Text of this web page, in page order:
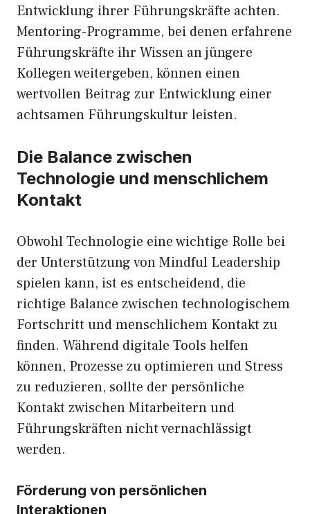
Entwicklung ihrer Führungskräfte achten.
Mentoring-Programme, bei denen erfahrene
Führungskräfte ihr Wissen an jüngere
Kollegen weitergeben, können einen
wertvollen Beitrag zur Entwicklung einer
achtsamen Führungskultur leisten.
Die Balance zwischen
Technologie und menschlichem
Kontakt
Obwohl Technologie eine wichtige Rolle bei
der Unterstützung von Mindful Leadership
spielen kann, ist es entscheidend, die
richtige Balance zwischen technologischem
Fortschritt und menschlichem Kontakt zu
finden. Während digitale Tools helfen
können, Prozesse zu optimieren und Stress
zu reduzieren, sollte der persönliche
Kontakt zwischen Mitarbeitern und
Führungskräften nicht vernachlässigt
werden.
Förderung von persönlichen
Interaktionen